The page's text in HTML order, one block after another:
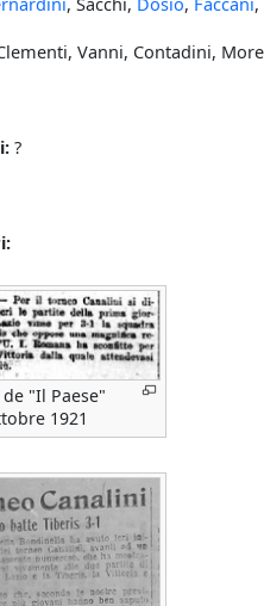
Vanni, Contadini,
?
"Il Paese"
1921